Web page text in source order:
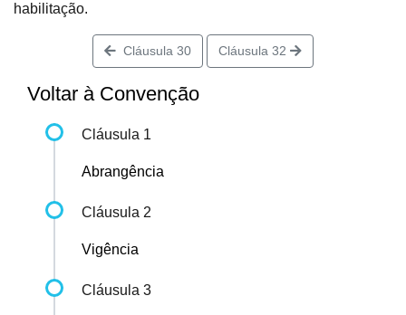
habilitação.
Cláusula 30 Cláusula 32
Voltar à Convenção
Cláusula 1
Abrangência
Cláusula 2
Vigência
Cláusula 3